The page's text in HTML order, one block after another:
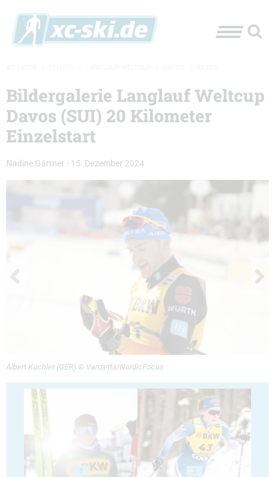
Bildergalerie Langlauf Weltcup
Davos (SUI) 20 Kilometer
Einzelstart
Nadine Gärtner - 15. Dezember 2024
Albert Kuchler (GER) © Vanzetta/NordicFocus
1 2